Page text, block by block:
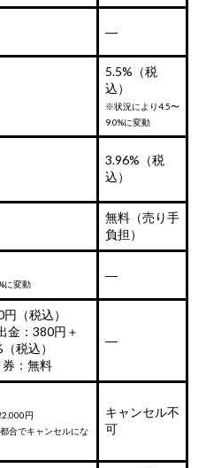
―
5.5%（税
込）
※状況により4.5〜
9.0%に変動
3.96%（税
込）
無料（売り手
負担）
に変動
―
（税込）
金：380円＋
税込）
：無料
―
円
合でキャンセルにな
キャンセル不
可